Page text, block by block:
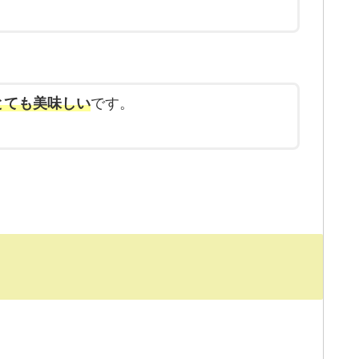
も美味しいです。